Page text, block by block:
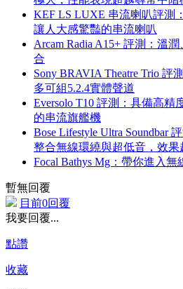
KEF LS LUXE 串流喇叭評測
讓人大感驚豔的串流喇叭
Arcam Radia A15+ 評測：溫
合
Sony BRAVIA Theatre Trio 評
多可組5.2.4實體聲道
Eversolo T10 評測：具備高精
的串流旗艦機
Bose Lifestyle Ultra Soundbar
整合無線環繞與超低音，效果
Focal Bathys Mg：帶你進入
暫無回覆
目前0回覆
我要回覆...
點讚
收藏